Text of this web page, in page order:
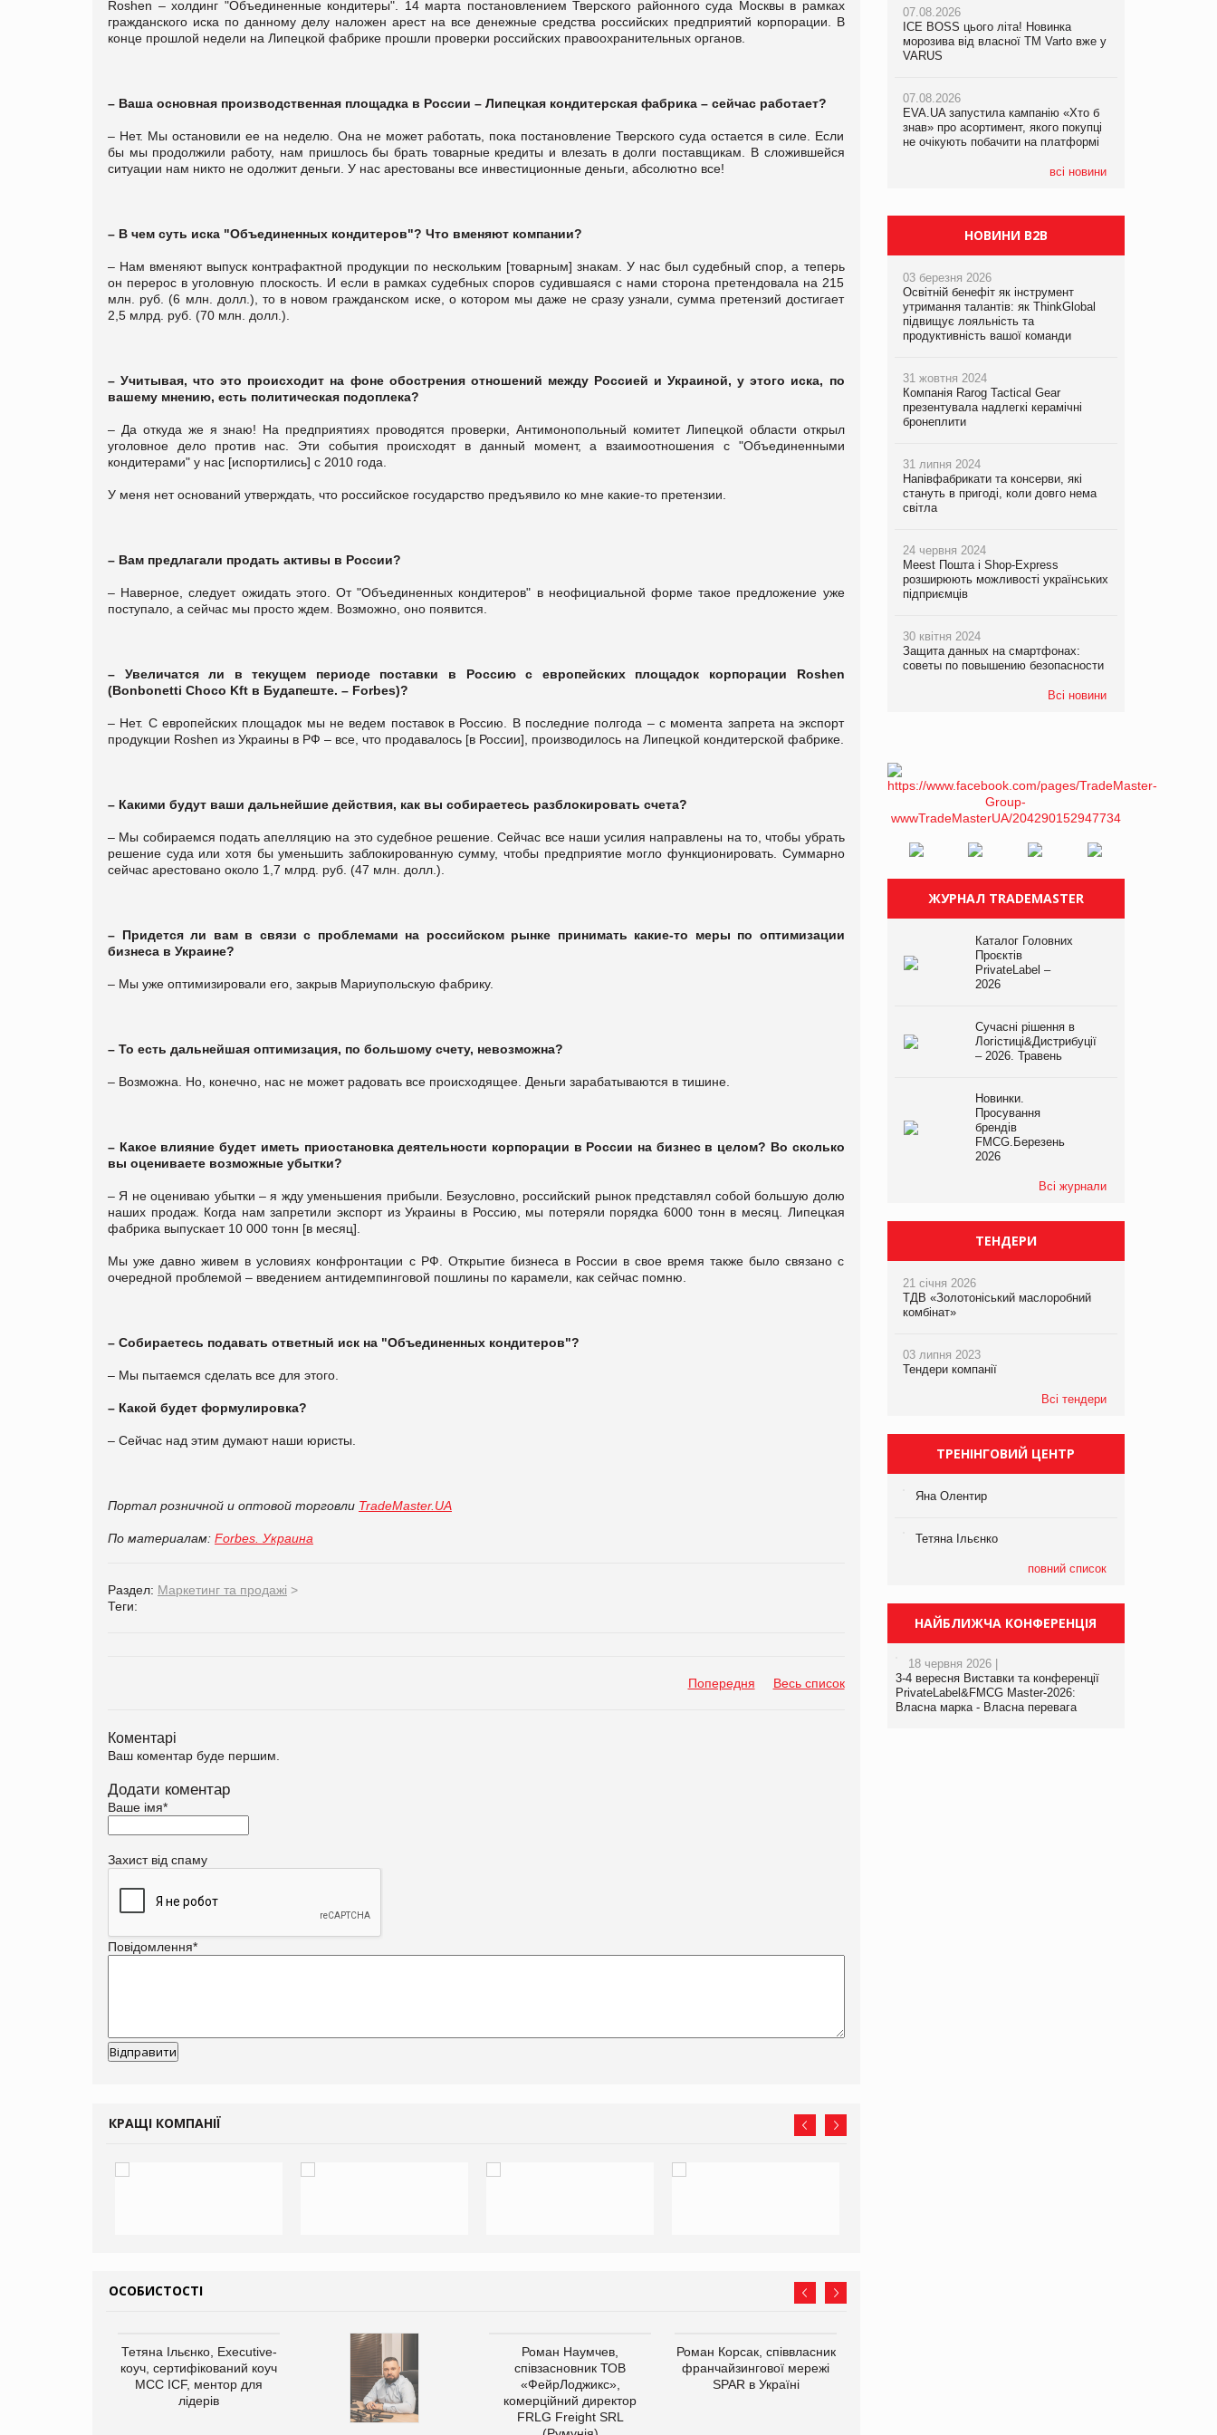
Rоshen – холдинг "Объединенные кондитеры". 14 марта постановлением Тверского районного суда Москвы в рамках
гражданского иска по данному делу наложен арест на все денежные средства российских предприятий корпорации. В
конце прошлой недели на Липецкой фабрике прошли проверки российских правоохранительных органов.
– Ваша основная производственная площадка в России – Липецкая кондитерская фабрика – сейчас работает?
– Нет. Мы остановили ее на неделю. Она не может работать, пока постановление Тверского суда остается в силе. Если
бы мы продолжили работу, нам пришлось бы брать товарные кредиты и влезать в долги поставщикам. В сложившейся
ситуации нам никто не одолжит деньги. У нас арестованы все инвестиционные деньги, абсолютно все!
– В чем суть иска "Объединенных кондитеров"? Что вменяют компании?
– Нам вменяют выпуск контрафактной продукции по нескольким [товарным] знакам. У нас был судебный спор, а теперь
он перерос в уголовную плоскость. И если в рамках судебных споров судившаяся с нами сторона претендовала на 215
млн. руб. (6 млн. долл.), то в новом гражданском иске, о котором мы даже не сразу узнали, сумма претензий достигает
2,5 млрд. руб. (70 млн. долл.).
– Учитывая, что это происходит на фоне обострения отношений между Россией и Украиной, у этого иска, по
вашему мнению, есть политическая подоплека?
– Да откуда же я знаю! На предприятиях проводятся проверки, Антимонопольный комитет Липецкой области открыл
уголовное дело против нас. Эти события происходят в данный момент, а взаимоотношения с "Объединенными
кондитерами" у нас [испортились] с 2010 года.
У меня нет оснований утверждать, что российское государство предъявило ко мне какие-то претензии.
– Вам предлагали продать активы в России?
– Наверное, следует ожидать этого. От "Объединенных кондитеров" в неофициальной форме такое предложение уже
поступало, а сейчас мы просто ждем. Возможно, оно появится.
– Увеличатся ли в текущем периоде поставки в Россию с европейских площадок корпорации Roshen
(Bonbonetti Choco Kft в Будапеште. – Forbes)?
– Нет. С европейских площадок мы не ведем поставок в Россию. В последние полгода – с момента запрета на экспорт
продукции Roshen из Украины в РФ – все, что продавалось [в России], производилось на Липецкой кондитерской фабрике.
– Какими будут ваши дальнейшие действия, как вы собираетесь разблокировать счета?
– Мы собираемся подать апелляцию на это судебное решение. Сейчас все наши усилия направлены на то, чтобы убрать
решение суда или хотя бы уменьшить заблокированную сумму, чтобы предприятие могло функционировать. Суммарно
сейчас арестовано около 1,7 млрд. руб. (47 млн. долл.).
– Придется ли вам в связи с проблемами на российском рынке принимать какие-то меры по оптимизации
бизнеса в Украине?
– Мы уже оптимизировали его, закрыв Мариупольскую фабрику.
– То есть дальнейшая оптимизация, по большому счету, невозможна?
– Возможна. Но, конечно, нас не может радовать все происходящее. Деньги зарабатываются в тишине.
– Какое влияние будет иметь приостановка деятельности корпорации в России на бизнес в целом? Во сколько
вы оцениваете возможные убытки?
– Я не оцениваю убытки – я жду уменьшения прибыли. Безусловно, российский рынок представлял собой большую долю
наших продаж. Когда нам запретили экспорт из Украины в Россию, мы потеряли порядка 6000 тонн в месяц. Липецкая
фабрика выпускает 10 000 тонн [в месяц].
Мы уже давно живем в условиях конфронтации с РФ. Открытие бизнеса в России в свое время также было связано с
очередной проблемой – введением антидемпинговой пошлины по карамели, как сейчас помню.
– Собираетесь подавать ответный иск на "Объединенных кондитеров"?
– Мы пытаемся сделать все для этого.
– Какой будет формулировка?
– Сейчас над этим думают наши юристы.
Портал розничной и оптовой торговли TradeMaster.UA
По материалам: Forbes. Украина
Раздел: Маркетинг та продажі >
Теги:
Попередня Весь список
Коментарі
Ваш коментар буде першим.
Додати коментар
Ваше імя*
Захист від спаму
Повідомлення*
КРАЩІ КОМПАНІЇ
ОСОБИСТОСТІ
Тетяна Ільєнко, Executive-
коуч, сертифікований коуч
МСС ICF, ментор для
лідерів
Роман Наумчев,
співзасновник ТОВ
«ФейрЛоджикс»,
комерційний директор
FRLG Freight SRL
Роман Корсак, співвласник
франчайзингової мережі
SPAR в Україні
07.08.2026
ICE BOSS цього літа! Новинка
морозива від власної ТМ Varto вже у
VARUS
07.08.2026
EVA.UA запустила кампанію «Хто б
знав» про асортимент, якого покупці
не очікують побачити на платформі
всі новини
06.08.2026
Смачна новинка для хвостатих: у
VARUS з’явилися паучі Varto Paw
05.08.2026
Мережа супермаркетів VARUS купує
мережу магазинів формату
компанія налічуватиме 374 магазини
07.08.2026
Франція заборонила рекламні дзвінки
НОВИНИ B2B
03 березня 2026
Освітній бенефіт як інструмент
утримання талантів: як ThinkGlobal
підвищує лояльність та
продуктивність вашої команди
31 жовтня 2024
Компанія Rarog Tactical Gear
презентувала надлегкі керамічні
бронеплити
31 липня 2024
Напівфабрикати та консерви, які
стануть в пригоді, коли довго нема
світла
24 червня 2024
Meest Пошта і Shop-Express
розширюють можливості українських
підприємців
30 квітня 2024
Защита данных на смартфонах:
советы по повышению безопасности
Всі новини
ЖУРНАЛ TRADEMASTER
Каталог Головних
Проєктів
PrivateLabel –
2026
Сучасні рішення в
Логістиці&Дистрибуції
– 2026. Травень
Новинки.
Просування
брендів
FMCG.Березень
2026
Всі журнали
ТЕНДЕРИ
21 січня 2026
ТДВ «Золотоніський маслоробний
комбінат»
03 липня 2023
Тендери компанії
Всі тендери
ТРЕНІНГОВИЙ ЦЕНТР
Яна Олентир
Тетяна Ільєнко
повний список
НАЙБЛИЖЧА КОНФЕРЕНЦІЯ
18 червня 2026 |
3-4 вересня Виставки та конференції
PrivateLabel&FMCG Master-2026:
Власна марка - Власна перевага